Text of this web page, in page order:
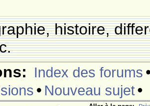
histoire,
Index des forums
• Nouveau sujet•